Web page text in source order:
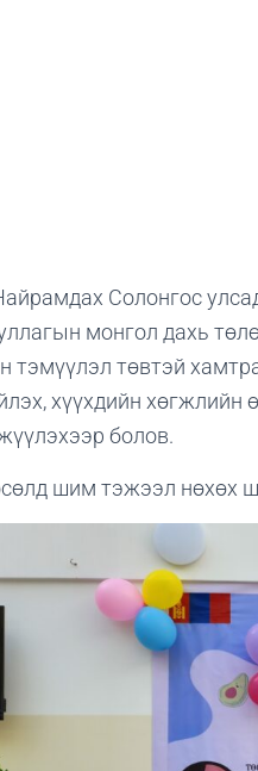
Солонгос
монгол дахь
тэмүүлэл төвтэй
хүүхдийн хөгжлийн
болов.
шим тэжээл нөхөх